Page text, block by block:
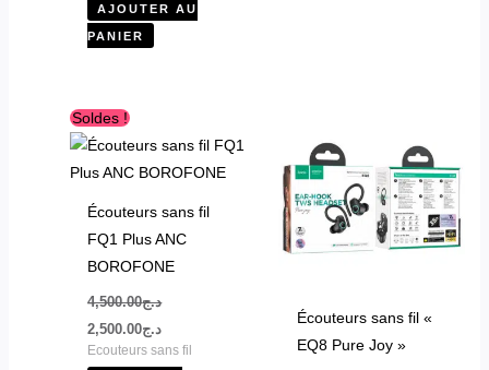
AJOUTER AU
PANIER
Soldes !
Écouteurs sans fil
FQ1 Plus ANC
BOROFONE
د.ج4,500.00
Le
prix
initial
était :
د.ج4,500.00.
د.ج2,500.00
actuel
est :
Ecouteurs sans fil
produit
a
Écouteurs sans fil «
EQ8 Pure Joy »
produit
a
plusieurs
variations.
Les